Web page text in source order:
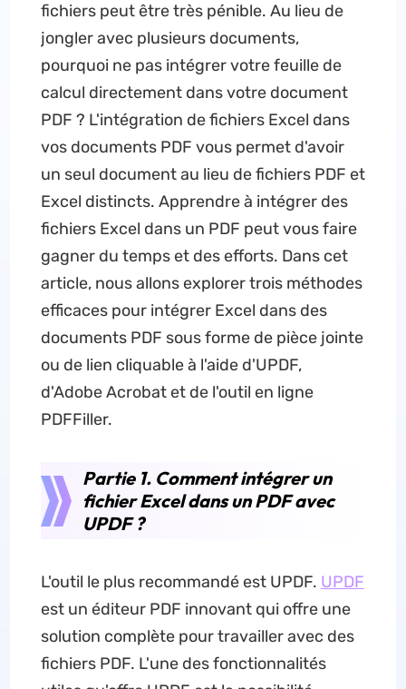
fichiers peut être très pénible. Au lieu de
jongler avec plusieurs documents,
pourquoi ne pas intégrer votre feuille de
calcul directement dans votre document
PDF ? L'intégration de fichiers Excel dans
vos documents PDF vous permet d'avoir
un seul document au lieu de fichiers PDF et
Excel distincts. Apprendre à intégrer des
fichiers Excel dans un PDF peut vous faire
gagner du temps et des efforts. Dans cet
article, nous allons explorer trois méthodes
efficaces pour intégrer Excel dans des
documents PDF sous forme de pièce jointe
ou de lien cliquable à l'aide d'UPDF,
d'Adobe Acrobat et de l'outil en ligne
PDFFiller.
Partie 1. Comment intégrer un
fichier Excel dans un PDF avec
UPDF ?
L'outil le plus recommandé est UPDF. UPDF
est un éditeur PDF innovant qui offre une
solution complète pour travailler avec des
fichiers PDF. L'une des fonctionnalités